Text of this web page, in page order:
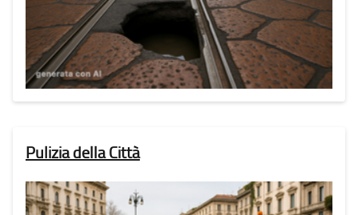
Pulizia della Città